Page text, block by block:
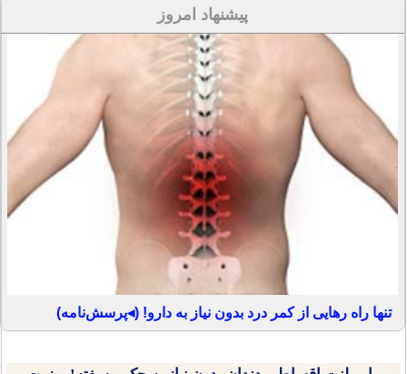
پیشنهاد امروز
تنها راه رهایی از کمر درد بدون نیاز به دارو! (◂پرسش‌نامه)